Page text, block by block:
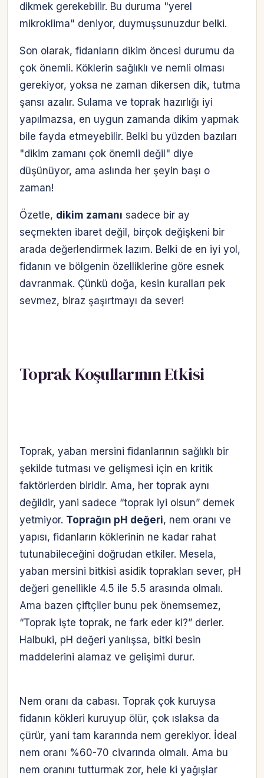
dikmek gerekebilir. Bu duruma "yerel
mikroklima" deniyor, duymuşsunuzdur belki.
Son olarak, fidanların dikim öncesi durumu da
çok önemli. Köklerin sağlıklı ve nemli olması
gerekiyor, yoksa ne zaman dikersen dik, tutma
şansı azalır. Sulama ve toprak hazırlığı iyi
yapılmazsa, en uygun zamanda dikim yapmak
bile fayda etmeyebilir. Belki bu yüzden bazıları
"dikim zamanı çok önemli değil" diye
düşünüyor, ama aslında her şeyin başı o
zaman!
Özetle, dikim zamanı sadece bir ay
seçmekten ibaret değil, birçok değişkeni bir
arada değerlendirmek lazım. Belki de en iyi yol,
fidanın ve bölgenin özelliklerine göre esnek
davranmak. Çünkü doğa, kesin kuralları pek
sevmez, biraz şaşırtmayı da sever!
Toprak Koşullarının Etkisi
Toprak, yaban mersini fidanlarının sağlıklı bir
şekilde tutması ve gelişmesi için en kritik
faktörlerden biridir. Ama, her toprak aynı
değildir, yani sadece “toprak iyi olsun” demek
yetmiyor. Toprağın pH değeri, nem oranı ve
yapısı, fidanların köklerinin ne kadar rahat
tutunabileceğini doğrudan etkiler. Mesela,
yaban mersini bitkisi asidik toprakları sever, pH
değeri genellikle 4.5 ile 5.5 arasında olmalı.
Ama bazen çiftçiler bunu pek önemsemez,
“Toprak işte toprak, ne fark eder ki?” derler.
Halbuki, pH değeri yanlışsa, bitki besin
maddelerini alamaz ve gelişimi durur.
Nem oranı da cabası. Toprak çok kuruysa
fidanın kökleri kuruyup ölür, çok ıslaksa da
çürür, yani tam kararında nem gerekiyor. İdeal
nem oranı %60-70 civarında olmalı. Ama bu
nem oranını tutturmak zor, hele ki yağışlar